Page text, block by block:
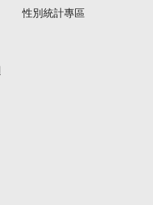
性別統計專區